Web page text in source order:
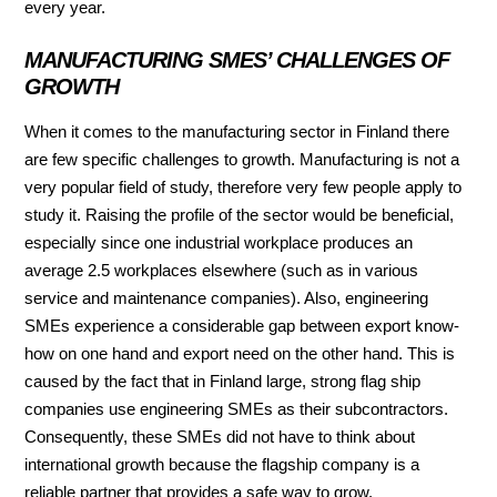
every year.
MANUFACTURING SMES’ CHALLENGES OF
GROWTH
When it comes to the manufacturing sector in Finland there
are few specific challenges to growth. Manufacturing is not a
very popular field of study, therefore very few people apply to
study it. Raising the profile of the sector would be beneficial,
especially since one industrial workplace produces an
average 2.5 workplaces elsewhere (such as in various
service and maintenance companies). Also, engineering
SMEs experience a considerable gap between export know-
how on one hand and export need on the other hand. This is
caused by the fact that in Finland large, strong flag ship
companies use engineering SMEs as their subcontractors.
Consequently, these SMEs did not have to think about
international growth because the flagship company is a
reliable partner that provides a safe way to grow.